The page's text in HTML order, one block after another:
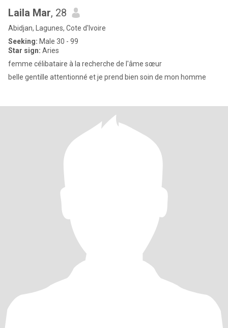
Laila Mar, 28
Abidjan, Lagunes, Cote d'Ivoire
Seeking: Male 30 - 99
Star sign: Aries
femme célibataire à la recherche de l'âme sœur
belle gentille attentionné et je prend bien soin de mon homme